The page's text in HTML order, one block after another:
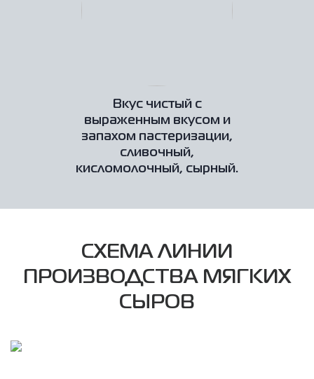
Вкус чистый с
выраженным вкусом и
запахом пастеризации,
сливочный,
кисломолочный, сырный.
СХЕМА ЛИНИИ
ПРОИЗВОДСТВА МЯГКИХ
СЫРОВ